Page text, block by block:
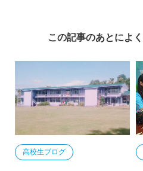
この記事のあとによ
高校生ブログ